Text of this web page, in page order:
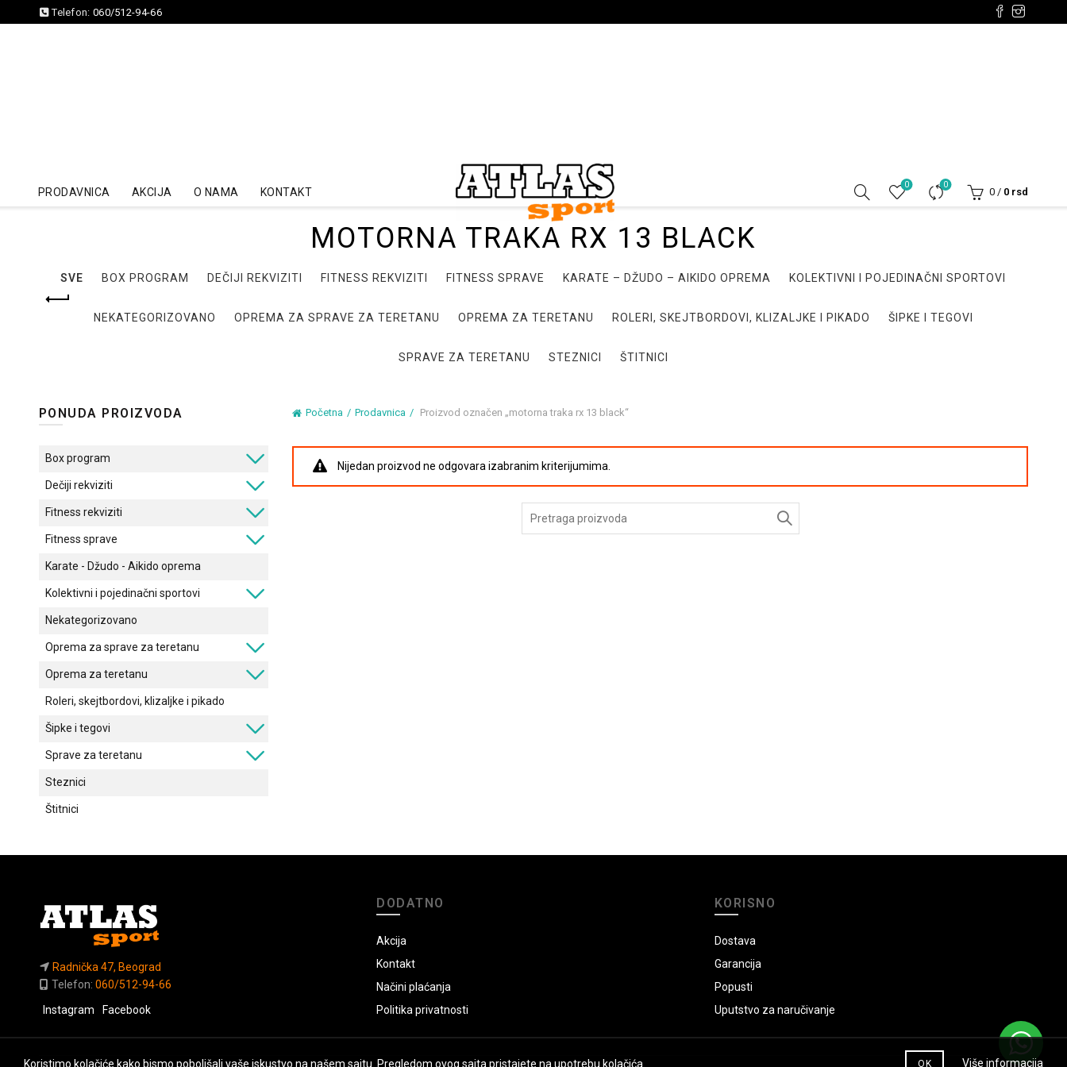
Telefon: 060/512-94-66
PRODAVNICA AKCIJA O NAMA KONTAKT
0 0
0 / 0 rsd
MOTORNA TRAKA RX 13 BLACK
SVE BOX PROGRAM DEČIJI REKVIZITI FITNESS REKVIZITI FITNESS SPRAVE KARATE – DŽUDO – AIKIDO OPREMA KOLEKTIVNI I POJEDINAČNI SPORTOVI
NEKATEGORIZOVANO OPREMA ZA SPRAVE ZA TERETANU OPREMA ZA TERETANU ROLERI, SKEJTBORDOVI, KLIZALJKE I PIKADO ŠIPKE I TEGOVI
SPRAVE ZA TERETANU STEZNICI ŠTITNICI
Početna Prodavnica Proizvod označen „motorna traka rx 13 black“
Nijedan proizvod ne odgovara izabranim kriterijumima.
PONUDA PROIZVODA
Box program
Dečiji rekviziti
Fitness rekviziti
Fitness sprave
Karate - Džudo - Aikido oprema
Kolektivni i pojedinačni sportovi
Nekategorizovano
Oprema za sprave za teretanu
Oprema za teretanu
Roleri, skejtbordovi, klizaljke i pikado
Šipke i tegovi
Sprave za teretanu
Steznici
Štitnici
Radnička 47, Beograd
Telefon: 060/512-94-66
Instagram
Facebook
DODATNO
Akcija
Kontakt
Načini plaćanja
Politika privatnosti
KORISNO
Dostava
Garancija
Popusti
Uputstvo za naručivanje
Koristimo kolačiće kako bismo poboljšali vaše iskustvo na našem sajtu. Pregledom ovog sajta pristajete na upotrebu kolačića. OK Više informacija